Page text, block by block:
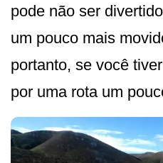
pode não ser
um pouco mais
portanto, se você
por uma rota um